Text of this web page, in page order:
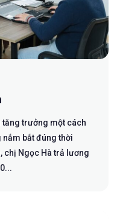
tăng trưởng một cách
bắt đúng thời
chị Ngọc Hà trả lương